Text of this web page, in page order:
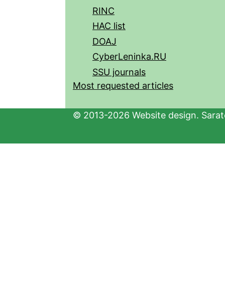
RINC
HAC list
DOAJ
CyberLeninka.RU
SSU journals
Most requested articles
© 2013-2026 Website design.